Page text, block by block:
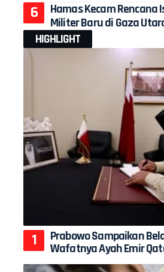
Hamas Kecam Rencana
Militer Baru di Gaza
HIGHLIGHT
Prabowo Sampaikan
Wafatnya Ayah Emir